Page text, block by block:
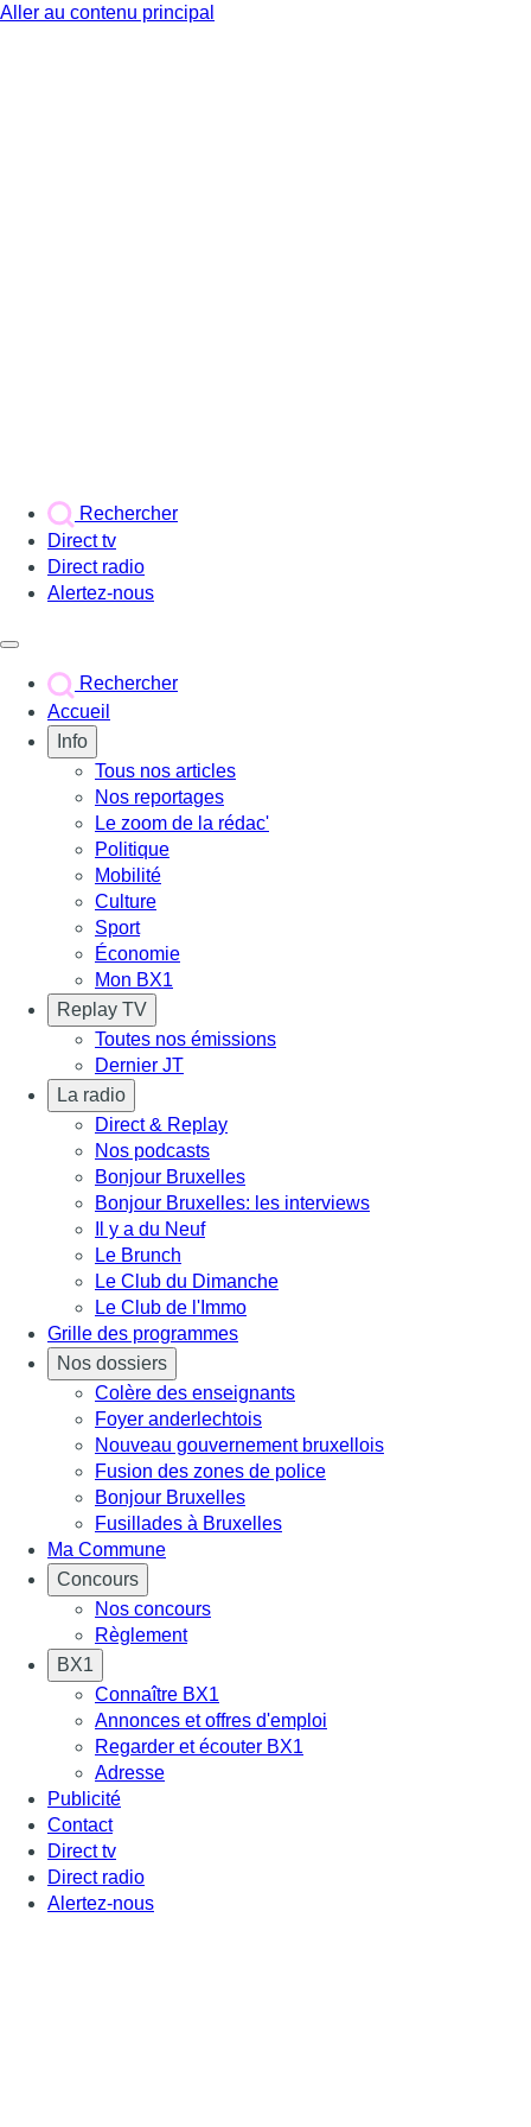
Aller au contenu principal
Rechercher
Direct tv
Direct radio
Alertez-nous
Rechercher
Accueil
Info
Tous nos articles
Nos reportages
Le zoom de la rédac'
Politique
Mobilité
Culture
Sport
Économie
Mon BX1
Replay TV
Toutes nos émissions
Dernier JT
La radio
Direct & Replay
Nos podcasts
Bonjour Bruxelles
Bonjour Bruxelles: les interviews
Il y a du Neuf
Le Brunch
Le Club du Dimanche
Le Club de l'Immo
Grille des programmes
Nos dossiers
Colère des enseignants
Foyer anderlechtois
Nouveau gouvernement bruxellois
Fusion des zones de police
Bonjour Bruxelles
Fusillades à Bruxelles
Ma Commune
Concours
Nos concours
Règlement
BX1
Connaître BX1
Annonces et offres d'emploi
Regarder et écouter BX1
Adresse
Publicité
Contact
Direct tv
Direct radio
Alertez-nous